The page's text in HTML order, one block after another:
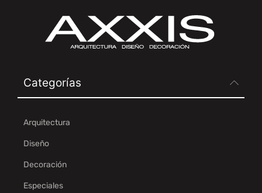
Categorías
Arquitectura
Diseño
Decoración
Especiales